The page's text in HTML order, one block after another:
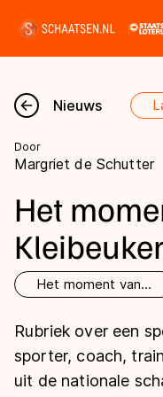
Nieuws
Kalender
Disciplines
Marathon
Langebaan
Shorttrack
Inlineskaten
Uitslagen
Langebaan
Shorttrack
Marathon
Tijden &
Ranglijsten
Nieuws
Door
Margriet de Schutter
Het
Het moment van...
Rubriek over een
sporter, coach,
uit de nationale